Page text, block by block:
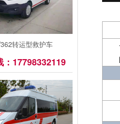
转运型救护车
：17798332119